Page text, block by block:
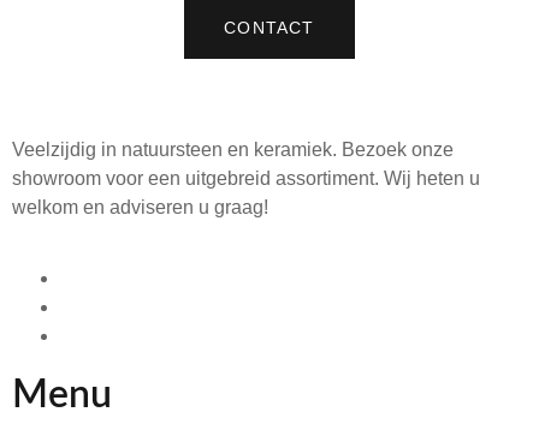
CONTACT
Veelzijdig in natuursteen en keramiek. Bezoek onze
showroom voor een uitgebreid assortiment. Wij heten u
welkom en adviseren u graag!
Menu